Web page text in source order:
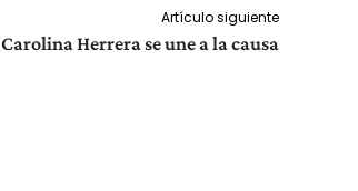
Artículo siguiente
Carolina Herrera se une a la causa